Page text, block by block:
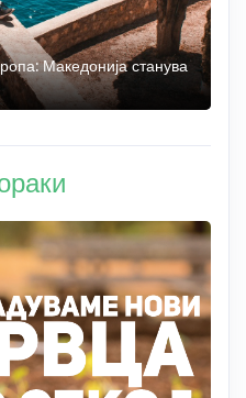
Македонија станува